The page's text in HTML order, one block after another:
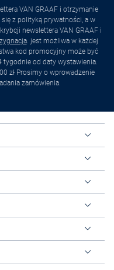
VAN GRAAF i otrzymanie
się z polityką prywatności, a w
newslettera VAN GRAAF i
. jest możliwa w każdej
kod promocyjny może być
tygodnie od daty wystawienia.
zł Prosimy o wprowadzenie
zamówienia.